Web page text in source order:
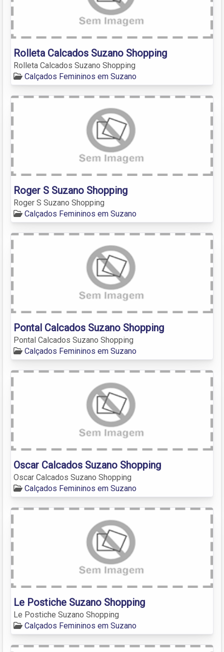
Rolleta Calcados Suzano Shopping
Rolleta Calcados Suzano Shopping
Calçados Femininos em Suzano
Roger S Suzano Shopping
Roger S Suzano Shopping
Calçados Femininos em Suzano
Pontal Calcados Suzano Shopping
Pontal Calcados Suzano Shopping
Calçados Femininos em Suzano
Oscar Calcados Suzano Shopping
Oscar Calcados Suzano Shopping
Calçados Femininos em Suzano
Le Postiche Suzano Shopping
Le Postiche Suzano Shopping
Calçados Femininos em Suzano